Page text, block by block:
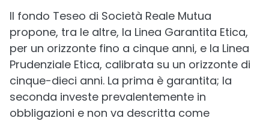
Il fondo Teseo di Società Reale Mutua
propone, tra le altre, la Linea Garantita Etica,
per un orizzonte fino a cinque anni, e la Linea
Prudenziale Etica, calibrata su un orizzonte di
cinque-dieci anni. La prima è garantita; la
seconda investe prevalentemente in
obbligazioni e non va descritta come